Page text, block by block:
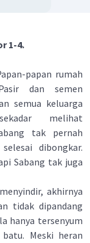
1-4.
papan rumah
dan semen
semua keluarga
melihat
tak pernah
dibongkar.
Sabang tak juga
akhirnya
tidak dipandang
hanya tersenyum
Meski heran